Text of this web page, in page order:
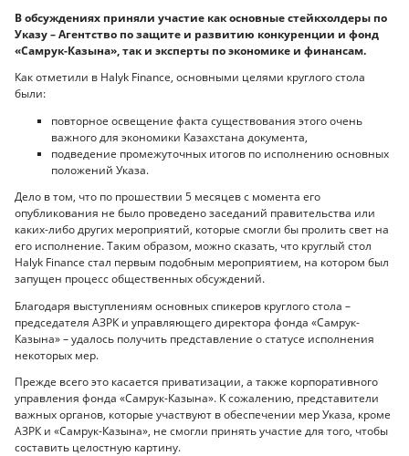
В обсуждениях приняли участие как основные стейкхолдеры по
Указу – Агентство по защите и развитию конкуренции и фонд
«Самрук-Казына», так и эксперты по экономике и финансам.
Как отметили в Halyk Finance, основными целями круглого стола
были:
повторное освещение факта существования этого очень
важного для экономики Казахстана документа,
подведение промежуточных итогов по исполнению основных
положений Указа.
Дело в том, что по прошествии 5 месяцев с момента его
опубликования не было проведено заседаний правительства или
каких-либо других мероприятий, которые смогли бы пролить свет на
его исполнение. Таким образом, можно сказать, что круглый стол
Halyk Finance стал первым подобным мероприятием, на котором был
запущен процесс общественных обсуждений.
Благодаря выступлениям основных спикеров круглого стола –
председателя АЗРК и управляющего директора фонда «Самрук-
Казына» – удалось получить представление о статусе исполнения
некоторых мер.
Прежде всего это касается приватизации, а также корпоративного
управления фонда «Самрук-Казына». К сожалению, представители
важных органов, которые участвуют в обеспечении мер Указа, кроме
АЗРК и «Самрук-Казына», не смогли принять участие для того, чтобы
составить целостную картину.